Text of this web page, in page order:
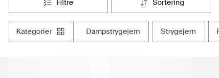
filtre sortering
kategorier dampstrygejern strygejern